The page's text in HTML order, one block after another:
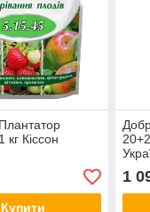
Кіссон
Купити
1